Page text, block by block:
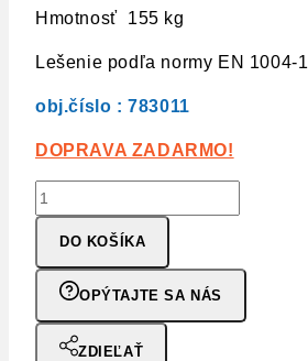
Hmotnosť 155 kg
Lešenie podľa normy EN 1004-1
obj.číslo : 783011
DOPRAVA ZADARMO!
množstvo
Hliníkové
lešenie
pojazdné
KRAUSE,
DO KOŠÍKA
OPÝTAJTE SA NÁS
ZDIEĽAŤ